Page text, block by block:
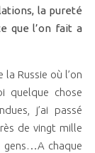
la pureté
que l’on fait a
Russie où l’on
quelque chose
j’ai passé
de vingt mille
gens…A chaque